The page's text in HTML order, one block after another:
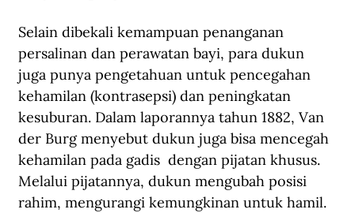
Selain dibekali kemampuan penanganan
persalinan dan perawatan bayi, para dukun
juga punya pengetahuan untuk pencegahan
kehamilan (kontrasepsi) dan peningkatan
kesuburan. Dalam laporannya tahun 1882, Van
der Burg menyebut dukun juga bisa mencegah
kehamilan pada gadis  dengan pijatan khusus.
Melalui pijatannya, dukun mengubah posisi
rahim, mengurangi kemungkinan untuk hamil.